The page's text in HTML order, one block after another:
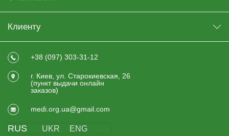
Клиенту
+38 (097) 303-31-12
г. Киев, ул. Старокиевская, 26
(пункт выдачи онлайн
заказов)
medi.org.ua@gmail.com
RUS UKR ENG